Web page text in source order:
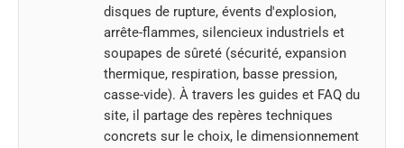
disques de rupture, évents d'explosion,
arrête-flammes, silencieux industriels et
soupapes de sûreté (sécurité, expansion
thermique, respiration, basse pression,
casse-vide). À travers les guides et FAQ du
site, il partage des repères techniques
concrets sur le choix, le dimensionnement